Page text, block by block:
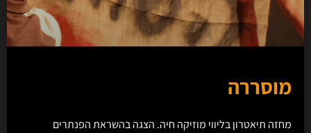
מוסררה
מחזה תיאטרון בליווי מוזיקה חיה. הצגה בהשראת הפנתרים